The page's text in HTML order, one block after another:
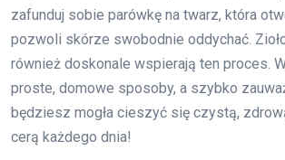
zafunduj sobie parówkę na twarz, która
pozwoli skórze swobodnie oddychać.
również doskonale wspierają ten proces.
proste, domowe sposoby, a szybko
będziesz mogła cieszyć się czystą,
cerą każdego dnia!